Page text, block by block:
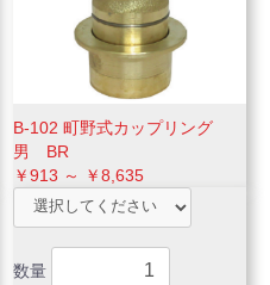
B-102 町野式カップリング
男 BR
￥913 ～ ￥8,635
数量